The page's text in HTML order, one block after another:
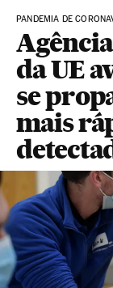
PANDEMIA DE
da UE
se
mais